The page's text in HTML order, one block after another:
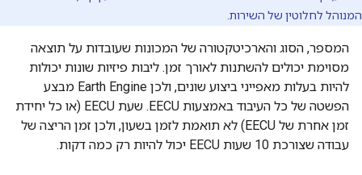
המנוהל לחלוטין של השירות.
המספר, הסוג והארכיטקטורה של המכונות שעובדות על תוצאה
מסוימת יכולים להשתנות לאורך זמן. ליבות פיזיות שונות יכולות
להיות בעלות מאפייני ביצוע שונים, ולכן Earth Engine מבצע
הפשטה של כל העיבוד באמצעות EECU. שעת EECU (או כל יחידת
זמן אחרת של EECU) לא תואמת לזמן בשעון, ולכן זמן הריצה של
עבודה שצורכת 10 שעות EECU יכול להיות רק כמה דקות.